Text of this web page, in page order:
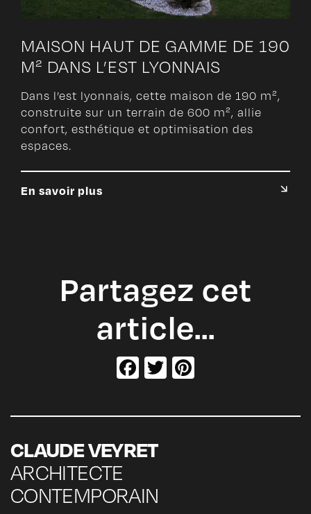
MAISON HAUT DE GAMME DE 190
M² DANS L’EST LYONNAIS
Dans l’est lyonnais, cette maison de 190 m²,
construite sur un terrain de 600 m², allie
confort, esthétique et optimisation des
espaces.
En savoir plus
Partagez cet
article…
Facebook
Twitter
CLAUDE VEYRET
ARCHITECTE
CONTEMPORAIN